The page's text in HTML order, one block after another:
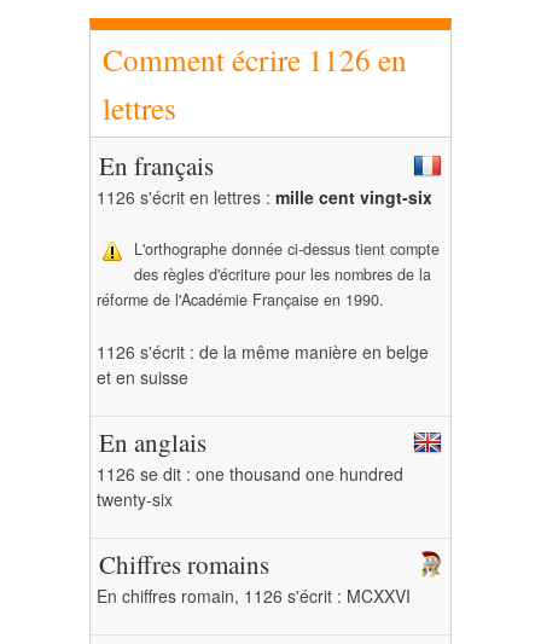
Comment écrire 1126 en
lettres
En français
1126 s'écrit en lettres : mille cent vingt-six
L'orthographe donnée ci-dessus tient compte
des règles d'écriture pour les nombres de la
réforme de l'Académie Française en 1990.
1126 s'écrit : de la même manière en belge
et en suisse
En anglais
1126 se dit : one thousand one hundred
twenty-six
Chiffres romains
En chiffres romain, 1126 s'écrit : MCXXVI